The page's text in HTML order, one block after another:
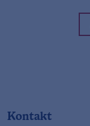
Kontakt